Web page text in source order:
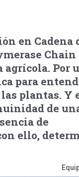
en Cadena
Chain
Por
para
plantas. Y
de
de
ello,